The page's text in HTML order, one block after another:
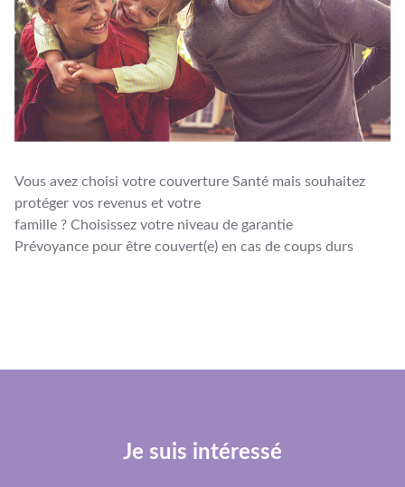
Vous avez choisi votre couverture Santé mais souhaitez
protéger vos revenus et votre
famille ? Choisissez votre niveau de garantie
Prévoyance pour être couvert(e) en cas de coups durs
Je suis intéressé